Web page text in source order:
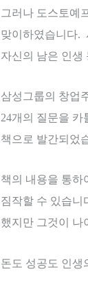
그러나 도스토예
맞이하였습니다.
자신의 남은 인생
삼성그룹의 창업
24개의 질문을 카
책으로 발간되었
책의 내용을 통하
짐작할 수 있습니
했지만 그것이 나
돈도 성공도 인생